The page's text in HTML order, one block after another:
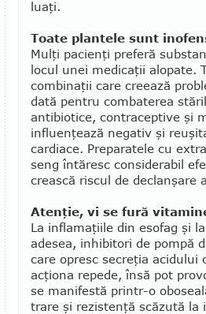
luaţi.
Toate plantele sunt
Mulţi pacienţi preferă
locul unei medicaţii alopate.
combinaţii care creea­ză
dată pentru combaterea
antibiotice, contraceptive şi
influenţează negativ şi
cardiace. Pre­para­tele cu
seng întăresc considerabil
crească riscul de declanşare
Atenţie, vi se fură
La inflamaţiile din esofag şi
adesea, inhi­bitori de pom­pă
care opresc secreţia
acţiona re­pede, însă pot
se manifestă prin­­tr-o
trare şi rezistenţă scăzută la